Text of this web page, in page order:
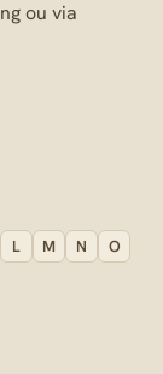
ou via
L M N
O